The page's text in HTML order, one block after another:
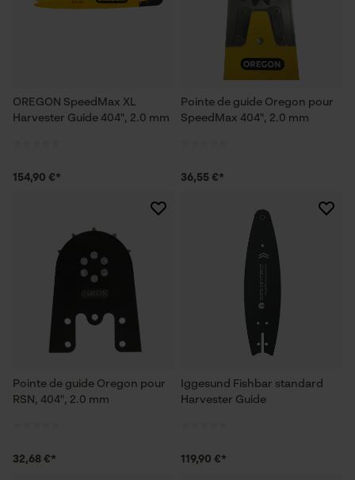
OREGON SpeedMax XL
Harvester Guide 404", 2.0 mm
154,90 €*
Pointe de guide Oregon pour
SpeedMax 404", 2.0 mm
36,55 €*
Pointe de guide Oregon pour
RSN, 404", 2.0 mm
32,68 €*
Iggesund Fishbar standard
Harvester Guide
119,90 €*